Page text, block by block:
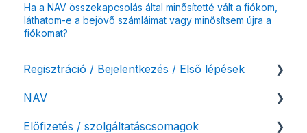
Ha a NAV összekapcsolás által minősítetté vált a fiókom,
láthatom-e a bejövő számláimat vagy minősítsem újra a
fiókomat?
Regisztráció / Bejelentkezés / Első lépések
Felhasználó beállításai
Számlázási fiók kezdő beállításai, első lépések
NAV
NAV online adatszolgáltatás
Előfizetés / szolgáltatáscsomagok